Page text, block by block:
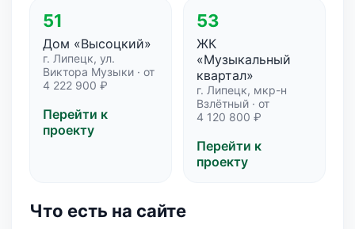
51
Дом «Высоцкий»
г. Липецк, ул.
Виктора Музыки · от
4 222 900 ₽
Перейти к
проекту
53
ЖК
«Музыкальный
квартал»
г. Липецк, мкр-н
Взлётный · от
4 120 800 ₽
Перейти к
проекту
Что есть на сайте